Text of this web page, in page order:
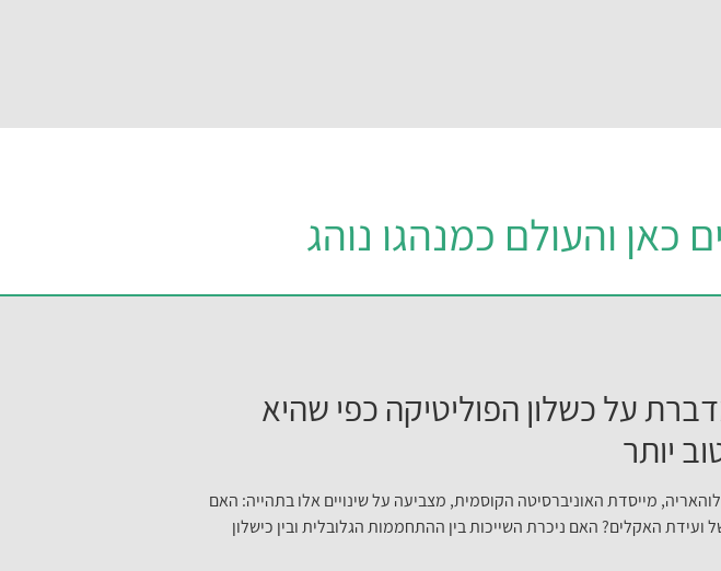
והעולם כמנהגו נוהג
על כשלון הפוליטיקה כפי שהיא
יותר
מייסדת האוניברסיטה הקוסמית, מצביעה על שינויים אלו בתהייה: האם
האקלים? האם ניכרת השייכות בין ההתחממות הגלובלית ובין כישלון